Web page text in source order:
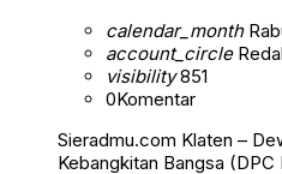
calendar_month
account_circle
visibility851
0Komentar
Sieradmu.com Klaten –
Kebangkitan Bangsa (DPC